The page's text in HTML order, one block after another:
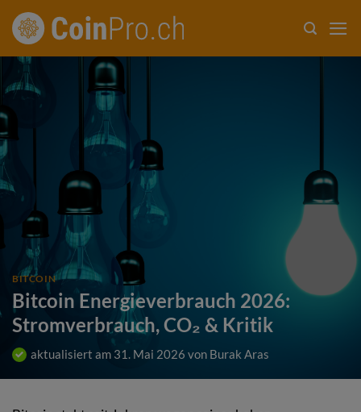
Zum
Inhalt
BITCOIN
Bitcoin Energieverbrauch 2026:
Stromverbrauch, CO₂ & Kritik
aktualisiert am 31. Mai 2026 von Burak Aras